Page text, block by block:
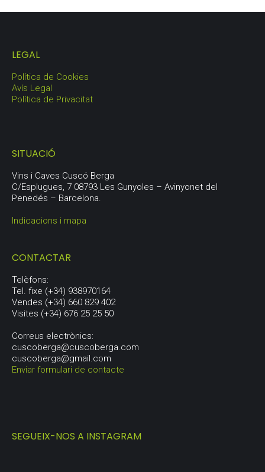
LEGAL
Política de Cookies
Avís Legal
Política de Privacitat
SITUACIÓ
Vins i Caves Cuscó Berga
C/Esplugues, 7 08793 Les Gunyoles – Avinyonet del
Penedés – Barcelona.
Indicacions i mapa
CONTACTAR
Telèfons:
Tel. fixe (+34) 938970164
Vendes (+34) 660 829 402
Visites (+34) 676 25 25 50
Correus electrònics:
cuscoberga@cuscoberga.com
cuscoberga@gmail.com
Enviar formulari de contacte
SEGUEIX-NOS A INSTAGRAM